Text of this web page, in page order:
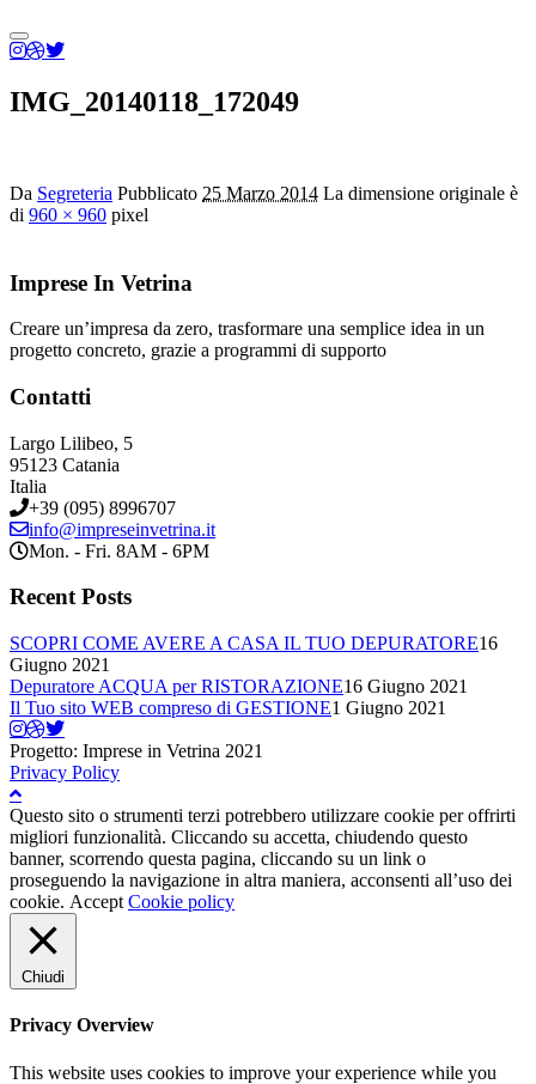
Menu
principale
IMG_20140118_172049
Da Segreteria Pubblicato 25 Marzo 2014 La dimensione originale è
di 960 × 960 pixel
Imprese In Vetrina
Creare un’impresa da zero, trasformare una semplice idea in un
progetto concreto, grazie a programmi di supporto
Contatti
Largo Lilibeo, 5
95123 Catania
Italia
+39 (095) 8996707
info@impreseinvetrina.it
Mon. - Fri. 8AM - 6PM
Recent Posts
SCOPRI COME AVERE A CASA IL TUO DEPURATORE16
Giugno 2021
Depuratore ACQUA per RISTORAZIONE16 Giugno 2021
Il Tuo sito WEB compreso di GESTIONE1 Giugno 2021
Progetto: Imprese in Vetrina 2021
Privacy Policy
Questo sito o strumenti terzi potrebbero utilizzare cookie per offrirti
migliori funzionalità. Cliccando su accetta, chiudendo questo
banner, scorrendo questa pagina, cliccando su un link o
proseguendo la navigazione in altra maniera, acconsenti all’uso dei
cookie. Accept Cookie policy
Chiudi
Privacy Overview
This website uses cookies to improve your experience while you